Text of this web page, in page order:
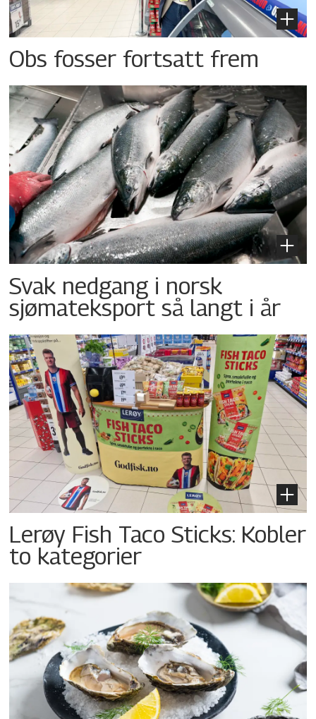
Obs fosser fortsatt frem
Svak nedgang i norsk
sjømateksport så langt i år
Lerøy Fish Taco Sticks: Kobler
to kategorier